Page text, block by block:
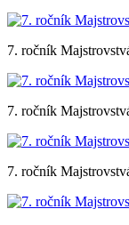
7. ročník
7. ročník
7. ročník